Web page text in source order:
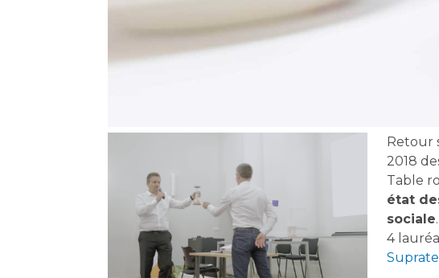
Retour
2018
Table
état
sociale.
4